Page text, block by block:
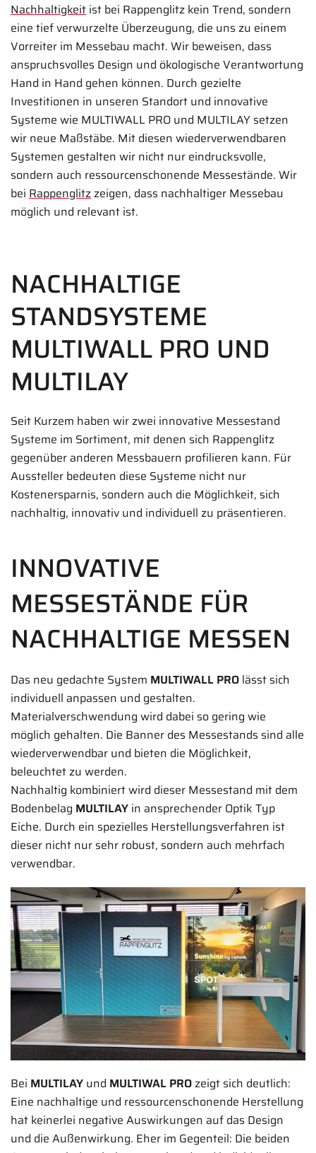
Nachhaltigkeit ist bei Rappenglitz kein Trend, sondern
eine tief verwurzelte Überzeugung, die uns zu einem
Vorreiter im Messebau macht. Wir beweisen, dass
anspruchsvolles Design und ökologische Verantwortung
Hand in Hand gehen können. Durch gezielte
Investitionen in unseren Standort und innovative
Systeme wie MULTIWALL PRO und MULTILAY setzen
wir neue Maßstäbe. Mit diesen wiederverwendbaren
Systemen gestalten wir nicht nur eindrucksvolle,
sondern auch ressourcenschonende Messestände. Wir
bei Rappenglitzzeigen, dass nachhaltiger Messebau
möglich und relevant ist.
NACHHALTIGE
STANDSYSTEME
MULTIWALL PRO UND
MULTILAY
Seit Kurzem haben wir zwei innovative Messestand
Systeme im Sortiment, mit denen sich Rappenglitz
gegenüber anderen Messbauern profilieren kann. Für
Aussteller bedeuten diese Systeme nicht nur
Kostenersparnis, sondern auch die Möglichkeit, sich
nachhaltig, innovativ und individuell zu präsentieren.
INNOVATIVE
MESSESTÄNDE FÜR
NACHHALTIGE MESSEN
Das neu gedachte System MULTIWALL PRO lässt sich
individuell anpassen und gestalten.
Materialverschwendung wird dabei so gering wie
möglich gehalten. Die Banner des Messestands sind alle
wiederverwendbar und bieten die Möglichkeit,
beleuchtet zu werden.
Nachhaltig kombiniert wird dieser Messestand mit dem
Bodenbelag MULTILAY in ansprechender Optik Typ
Eiche. Durch ein spezielles Herstellungsverfahren ist
dieser nicht nur sehr robust, sondern auch mehrfach
verwendbar.
Bei MULTILAY und MULTIWAL PROzeigt sich deutlich:
Eine nachhaltige und ressourcenschonende Herstellung
hat keinerlei negative Auswirkungen auf das Design
und die Außenwirkung. Eher im Gegenteil: Die beiden